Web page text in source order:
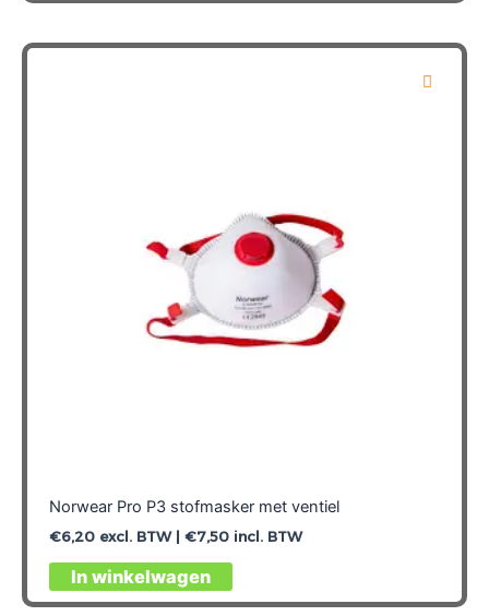
Norwear Pro P3 stofmasker met ventiel
€6,20excl. BTW | €7,50incl. BTW
In winkelwagen